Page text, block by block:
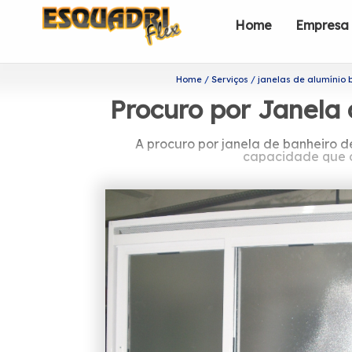
Home Empresa
Home Serviços janelas de alumínio
Procuro por Janela
A procuro por janela de banheiro
capacidade que
Quer conhecer
Com uma equipe de profissionais
pedido e a maior inovação e
Caso esteja procurando por procuro
qualificados a Esquadriflex,
Branco, entre outros. Entre em
garantimos sempre
clientes